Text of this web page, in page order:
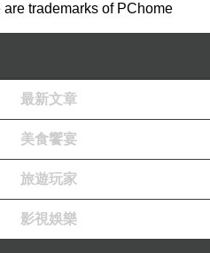
trademarks of PChome
最新文章
美食饗宴
旅遊玩家
影視娛樂